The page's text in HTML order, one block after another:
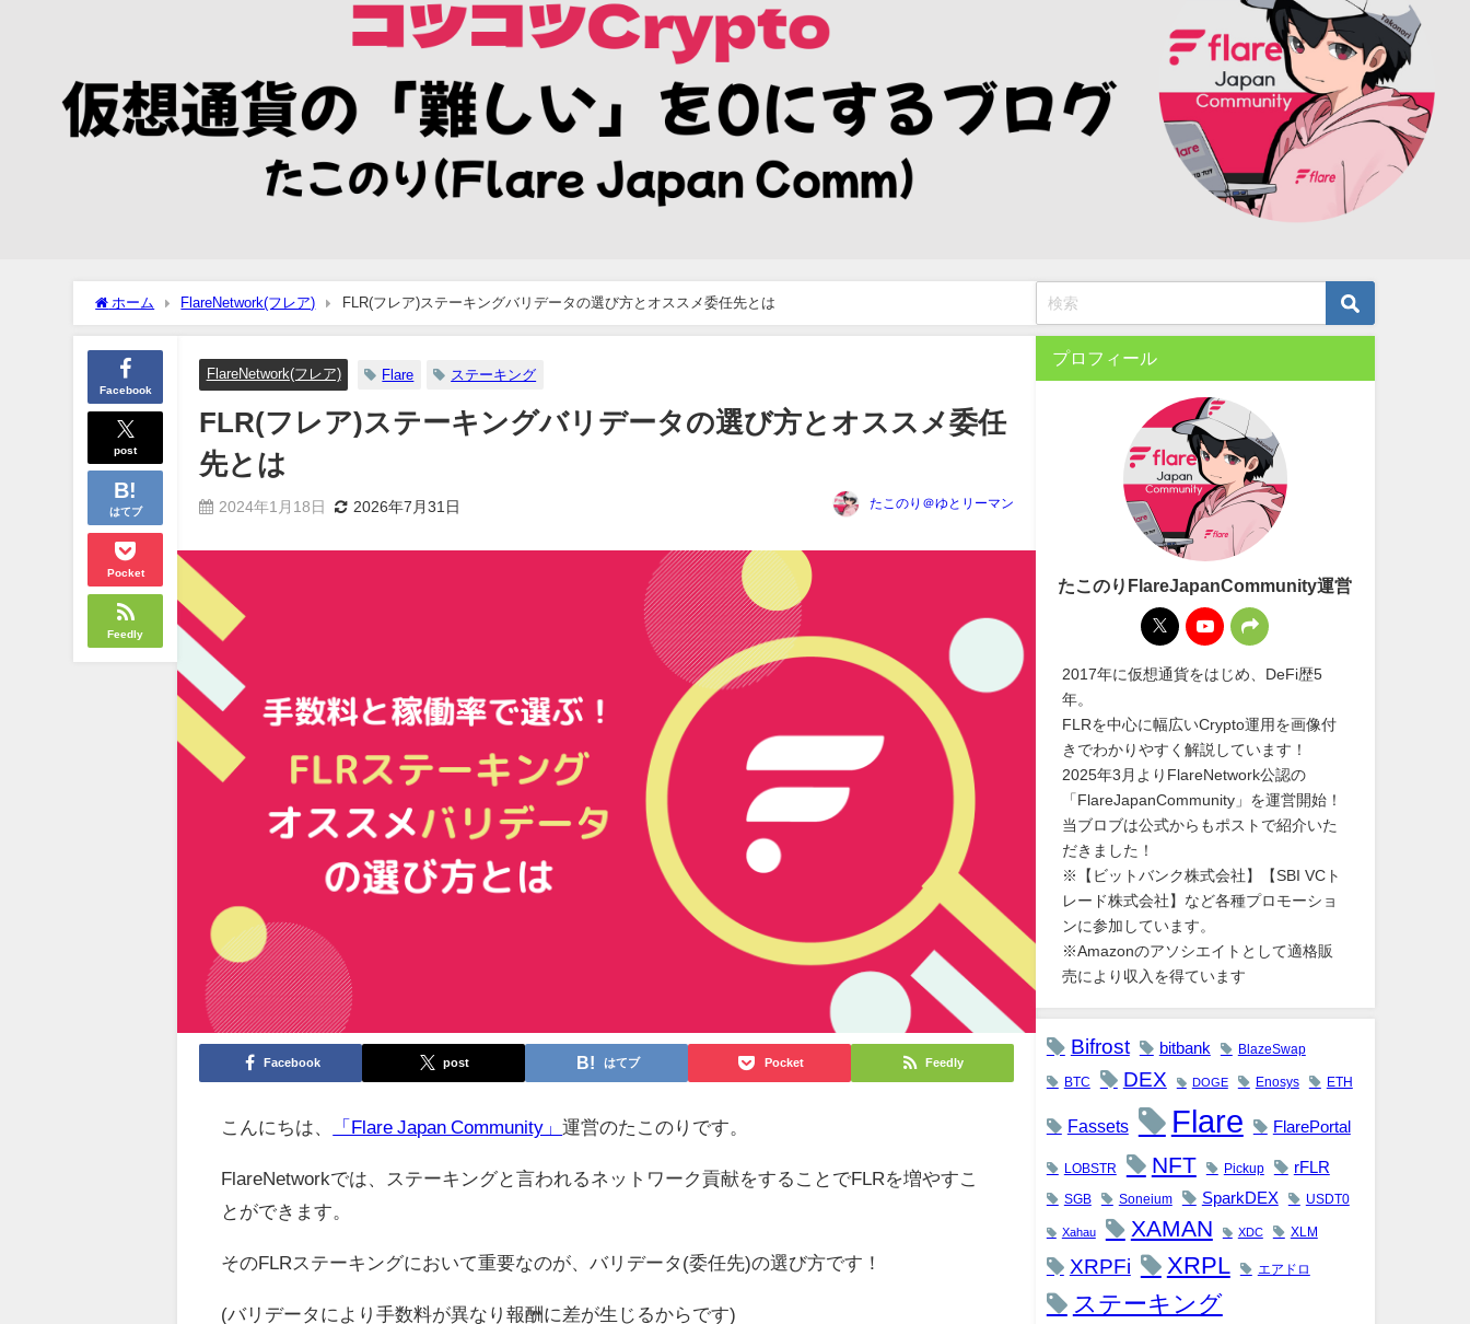
ホーム FlareNetwork(フレア) FLR(フレア)ステーキングバリデータの選び方とオススメ委任先とは
Facebook
post
はてブ
Pocket
Feedly
FlareNetwork(フレア) Flare ステーキング
FLR(フレア)ステーキングバリデータの選び方とオススメ委任
先とは
2024年1月18日 2026年7月31日 たこのり＠ゆとリーマン
Facebook post はてブ Pocket Feedly
こんにちは、 「Flare Japan Community」運営のたこのりです。
FlareNetworkでは、ステーキングと言われるネットワーク貢献をすることでFLRを増やすこ
とができます。
そのFLRステーキングにおいて重要なのが、バリデータ(委任先)の選び方です！
(バリデータにより手数料が異なり報酬に差が生じるからです)
プロフィール
たこのりFlareJapanCommunity運営
2017年に仮想通貨をはじめ、DeFi歴5
年。
FLRを中心に幅広いCrypto運用を画像付
きでわかりやすく解説しています！
2025年3月よりFlareNetwork公認の
「FlareJapanCommunity」を運営開始！
当ブロブは公式からもポストで紹介いた
だきました！
※【ビットバンク株式会社】【SBI VCト
レード株式会社】など各種プロモーショ
ンに参加しています。
※Amazonのアソシエイトとして適格販
売により収入を得ています
Bifrost bitbank BlazeSwap
BTC DEX DOGE Enosys ETH
Fassets Flare FlarePortal
LOBSTR NFT Pickup rFLR
SGB Soneium SparkDEX USDT0
Xahau XAMAN XDC XLM
XRPFi XRPL エアドロ
ステーキング